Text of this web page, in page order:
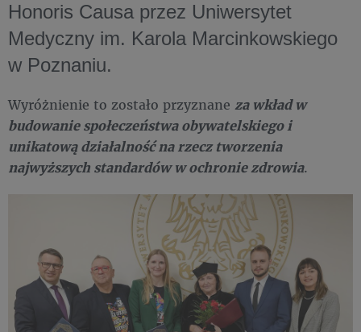
Honoris Causa przez Uniwersytet
Medyczny im. Karola Marcinkowskiego
w Poznaniu.
Wyróżnienie to zostało przyznane za wkład w
budowanie społeczeństwa obywatelskiego i
unikatową działalność na rzecz tworzenia
najwyższych standardów w ochronie zdrowia.